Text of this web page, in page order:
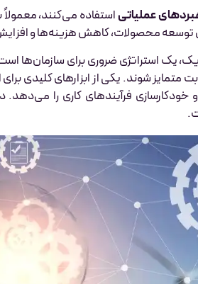
عملیاتیاستفاده می‌کنند،
محصولات، کاهش هزینه‌ها و
یک استراتژی ضروری برای سازمان‌ها
متمایز شوند. یکی از ابزارهای کلیدی برای
خودکارسازی فرآیندهای کاری را